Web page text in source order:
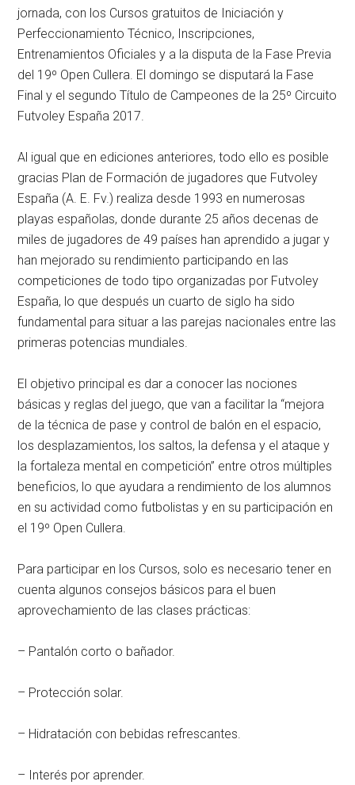
jornada, con los Cursos gratuitos de Iniciación y
Perfeccionamiento Técnico, Inscripciones,
Entrenamientos Oficiales y a la disputa de la Fase Previa
del 19º Open Cullera. El domingo se disputará la Fase
Final y el segundo Título de Campeones de la 25º Circuito
Futvoley España 2017.
Al igual que en ediciones anteriores, todo ello es posible
gracias Plan de Formación de jugadores que Futvoley
España (A. E. Fv.) realiza desde 1993 en numerosas
playas españolas, donde durante 25 años decenas de
miles de jugadores de 49 países han aprendido a jugar y
han mejorado su rendimiento participando en las
competiciones de todo tipo organizadas por Futvoley
España, lo que después un cuarto de siglo ha sido
fundamental para situar a las parejas nacionales entre las
primeras potencias mundiales.
El objetivo principal es dar a conocer las nociones
básicas y reglas del juego, que van a facilitar la “mejora
de la técnica de pase y control de balón en el espacio,
los desplazamientos, los saltos, la defensa y el ataque y
la fortaleza mental en competición” entre otros múltiples
beneficios, lo que ayudara a rendimiento de los alumnos
en su actividad como futbolistas y en su participación en
el 19º Open Cullera.
Para participar en los Cursos, solo es necesario tener en
cuenta algunos consejos básicos para el buen
aprovechamiento de las clases prácticas:
– Pantalón corto o bañador.
– Protección solar.
– Hidratación con bebidas refrescantes.
– Interés por aprender.